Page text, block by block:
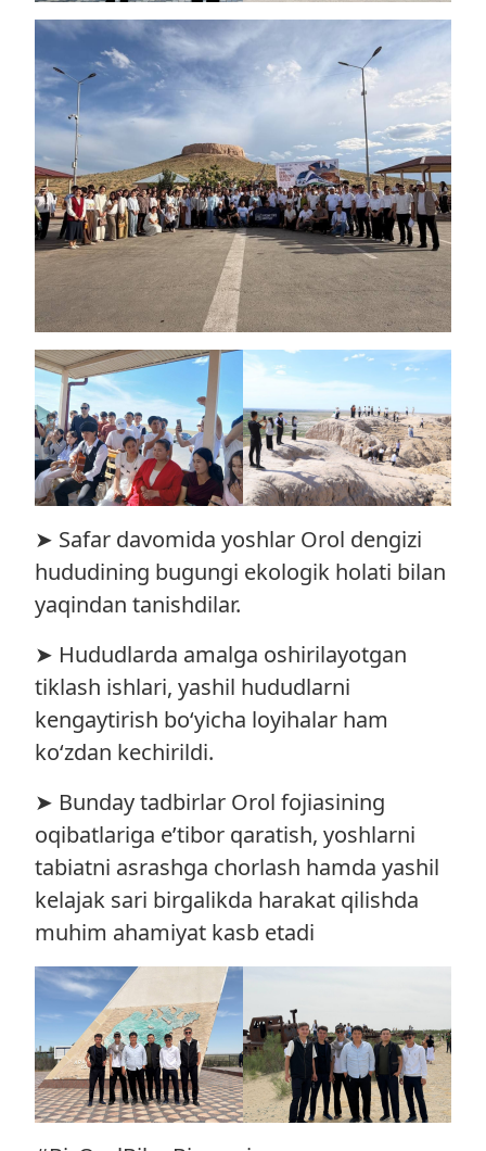
➤ Safar davomida yoshlar Orol dengizi
hududining bugungi ekologik holati bilan
yaqindan tanishdilar.
➤ Hududlarda amalga oshirilayotgan
tiklash ishlari, yashil hududlarni
kengaytirish bo‘yicha loyihalar ham
ko‘zdan kechirildi.
➤ Bunday tadbirlar Orol fojiasining
oqibatlariga e’tibor qaratish, yoshlarni
tabiatni asrashga chorlash hamda yashil
kelajak sari birgalikda harakat qilishda
muhim ahamiyat kasb etadi